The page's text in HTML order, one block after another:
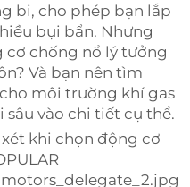
bi, cho phép bạn lắp
bụi bẩn. Nhưng
cơ chống nổ lý tưởng
Và bạn nên tìm
môi trường khí gas
sâu vào chi tiết cụ thể.
khi chọn động cơ